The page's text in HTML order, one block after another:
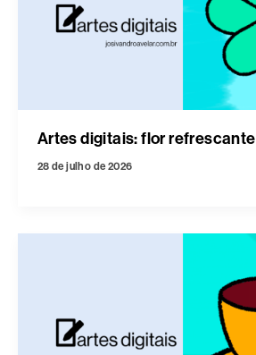
Artes digitais: flor refrescante
28 de julho de 2026